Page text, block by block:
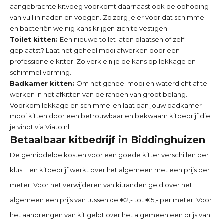
aangebrachte kitvoeg voorkomt daarnaast ook de ophoping
van vuil in naden en voegen. Zo zorg je er voor dat schimmel
en bacteriën weinig kans krijgen zich te vestigen.
Toilet kitten: Een nieuwe toilet laten plaatsen of zelf
geplaatst? Laat het geheel mooi afwerken door een
professionele kitter. Zo verklein je de kans op lekkage en
schimmel vorming.
Badkamer kitten: Om het geheel mooi en waterdicht af te
werken in het afkitten van de randen van groot belang.
Voorkom lekkage en schimmel en laat dan jouw badkamer
mooi kitten door een betrouwbaar en bekwaam kitbedrijf die
je vindt via Viato.nl!
Betaalbaar kitbedrijf in Biddinghuizen
De gemiddelde kosten voor een goede kitter verschillen per
klus. Een kitbedrijf werkt over het algemeen met een prijs per
meter. Voor het verwijderen van kitranden geld over het
algemeen een prijs van tussen de €2,- tot €5,- per meter. Voor
het aanbrengen van kit geldt over het algemeen een prijs van